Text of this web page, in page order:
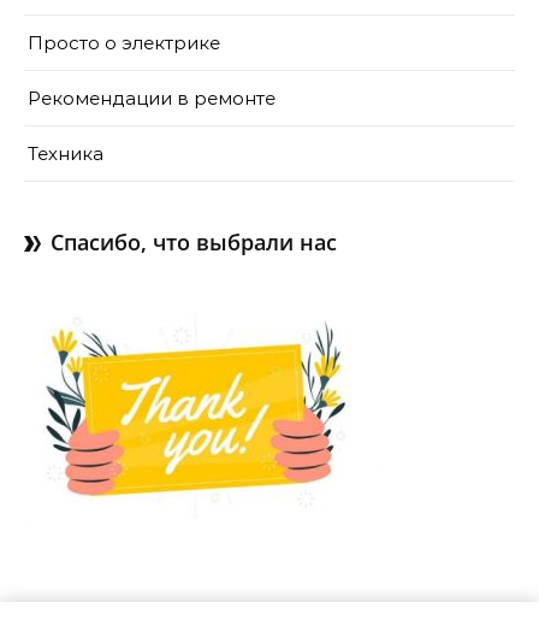
Просто о электрике
Рекомендации в ремонте
Техника
Спасибо, что выбрали нас